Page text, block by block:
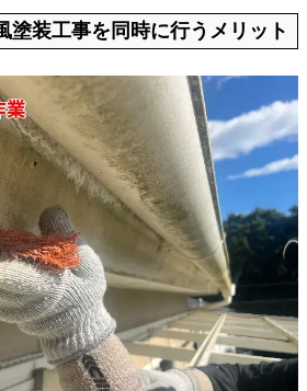
塗装工事を同時に行うメリット